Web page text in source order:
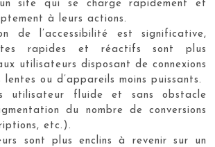
site qui se charge rapidement et
à leurs actions.
de l’accessibilité est significative,
rapides et réactifs sont plus
utilisateurs disposant de connexions
ou d’appareils moins puissants.
utilisateur fluide et sans obstacle
du nombre de conversions
etc.).
sont plus enclins à revenir sur un